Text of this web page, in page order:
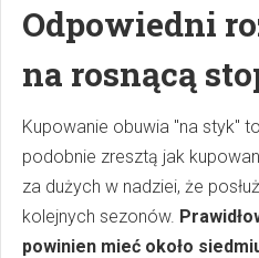
Odpowiedni
na rosnącą
Kupowanie obuwia "na styk"
podobnie zresztą jak
za dużych w nadziei, że
kolejnych sezonów.
powinien mieć około